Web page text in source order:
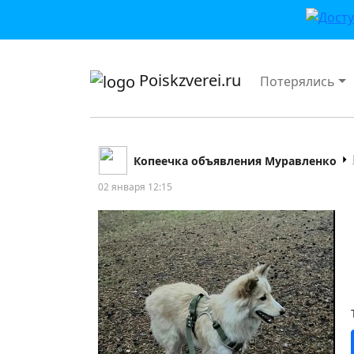
Poiskzverei.ru Потерялись
Копеечка объявления Муравленко
02 января 12:15